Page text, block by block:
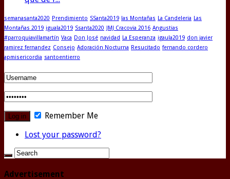
semanasanta2020 Prendimiento SSanta2019 las Montañas La Candeleria Las
Montañas 2019 iguala2019 Ssanta2020 JMJ Cracovia 2016 Angustias
#parroquiavillamartín Vaca Don José navidad La Esperanza igaula2019 don javier
ramirez fernandez Consejo Adoración Nocturna Resucitado fernando cordero
apmisericordia santoentierro
Remember Me
Lost your password?
Advertisement